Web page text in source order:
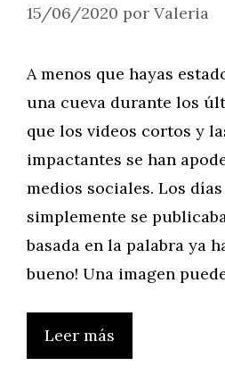
15/06/2020 por Valeria
A menos que hayas
una cueva durante los
que los videos cortos y
impactantes se han
medios sociales. Los
simplemente se
basada en la palabra ya
bueno! Una imagen
Leer más